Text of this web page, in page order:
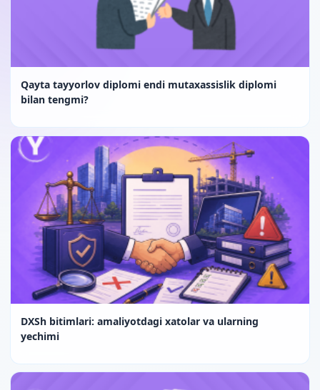
Qayta tayyorlov diplomi endi mutaxassislik diplomi
bilan tengmi?
DXSh bitimlari: amaliyotdagi xatolar va ularning
yechimi